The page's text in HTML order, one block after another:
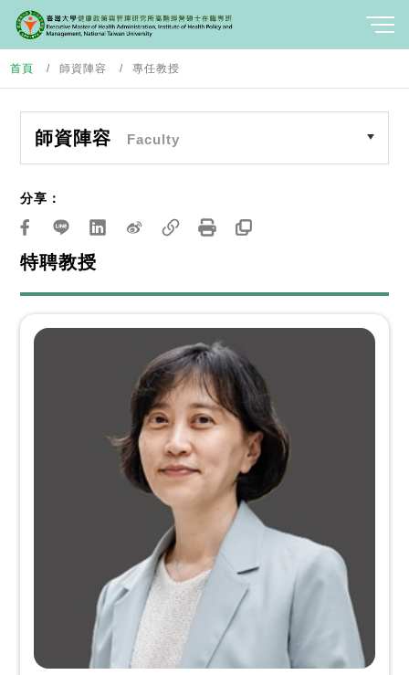
首頁 師資陣容 專任教授
師資陣容 Faculty
特聘教授
分享：